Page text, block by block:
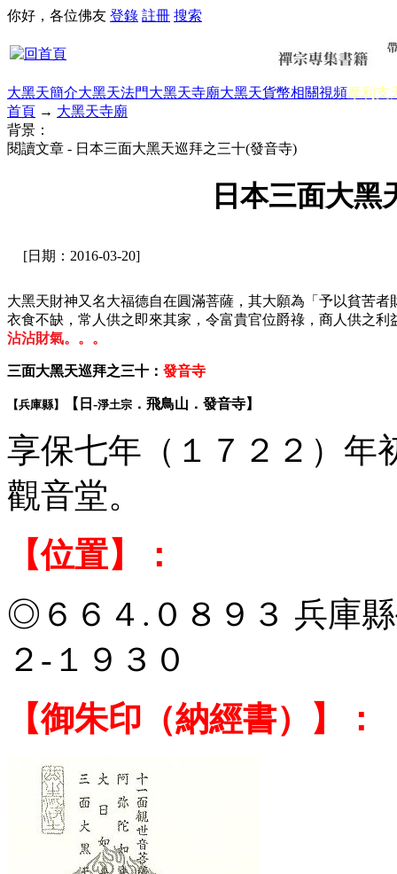
你好，各位佛友 登錄 註冊 搜索
大黑天簡介大黑天法門大黑天寺廟大黑天貨幣相關視頻摩利支
首頁 → 大黑天寺廟
背景：
閱讀文章 - 日本三面大黑天巡拜之三十(發音寺)
日本三面大黑
[日期：2016-03-20]
大黑天財神又名大福德自在圓滿菩薩，其大願為「予以貧苦
衣食不缺，常人供之即來其家，令富貴官位爵祿，商人供之利
沾沾財氣。。。
三面大黑天巡拜之三十： 發音寺
【兵庫縣】 【日-淨土宗 ．飛鳥山．發音寺】
享保七年（１７２２）年
觀音堂。
【位置】：
◎６６４.０８９３ 兵庫縣
２-１９３０
【御朱印（納經書）】：